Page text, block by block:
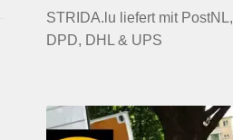
STRIDA.lu liefert mit PostNL,
DPD, DHL & UPS